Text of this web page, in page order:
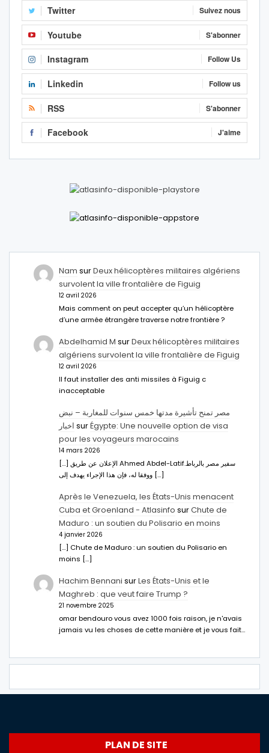
Twitter Suivez nous
Youtube S'abonner
Instagram Follow Us
Linkedin Follow us
RSS S'abonner
Facebook J'aime
Nam surDeux hélicoptères militaires algériens
survolent la ville frontalière de Figuig
12 avril 2026
Mais comment on peut accepter qu’un hélicoptère
d’une armée étrangère traverse notre frontière ?
Abdelhamid M surDeux hélicoptères militaires
algériens survolent la ville frontalière de Figuig
12 avril 2026
Il faut installer des anti missiles à Figuig c
inacceptable
مصر تمنح تأشيرة مدتها خمس سنوات للمغاربة – نبض
اخبار surÉgypte: Une nouvelle option de visa
pour les voyageurs marocains
14 mars 2026
[…] الإعلان عن طريق Ahmed Abdel-Latifسفير مصر بالرباط.
ووفقا له، فإن هذا الإجراء يهدف إلى […]
Après le Venezuela, les États-Unis menacent
Cuba et Groenland - Atlasinfo surChute de
Maduro : un soutien du Polisario en moins
4 janvier 2026
[…] Chute de Maduro : un soutien du Polisario en
moins […]
Hachim Bennani surLes États-Unis et le
Maghreb : que veut faire Trump ?
21 novembre 2025
omar bendouro vous avez 1000 fois raison, je n'avais
jamais vu les choses de cette manière et je vous fait…
PLAN DE SITE